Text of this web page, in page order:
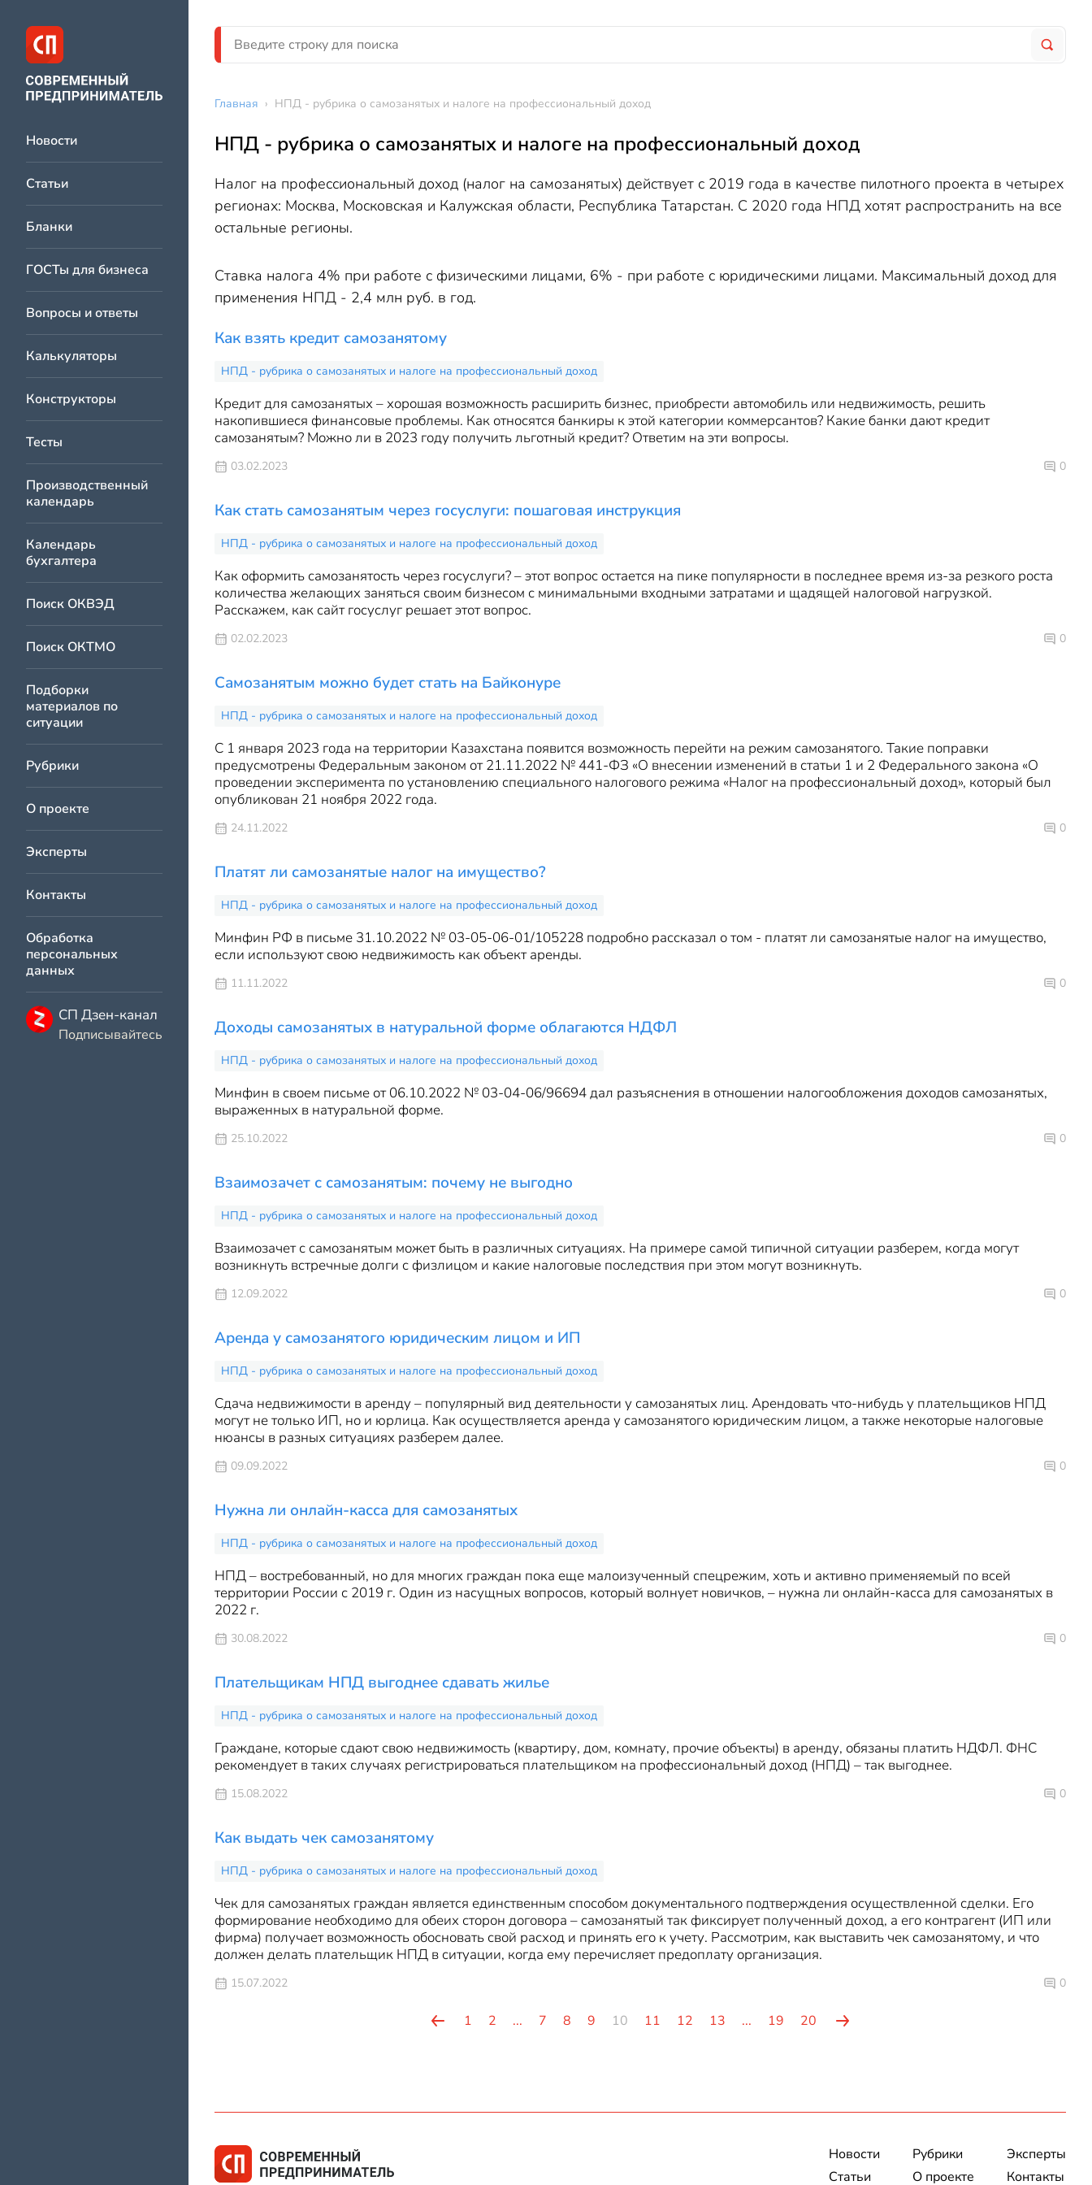
Новости
Статьи
Бланки
ГОСТы для бизнеса
Вопросы и ответы
Калькуляторы
Конструкторы
Тесты
Производственный
календарь
Календарь
бухгалтера
Поиск ОКВЭД
Поиск ОКТМО
Подборки
материалов по
ситуации
Рубрики
О проекте
Эксперты
Контакты
Обработка
персональных
данных
СП Дзен-канал
Подписывайтесь
Главная › НПД - рубрика о самозанятых и налоге на профессиональный доход
НПД - рубрика о самозанятых и налоге на профессиональный доход
Налог на профессиональный доход (налог на самозанятых) действует с 2019 года в качестве пилотного проекта в четырех
регионах: Москва, Московская и Калужская области, Республика Татарстан. С 2020 года НПД хотят распространить на все
остальные регионы.
Ставка налога 4% при работе с физическими лицами, 6% - при работе с юридическими лицами. Максимальный доход для
применения НПД - 2,4 млн руб. в год.
Как взять кредит самозанятому
НПД - рубрика о самозанятых и налоге на профессиональный доход
Кредит для самозанятых – хорошая возможность расширить бизнес, приобрести автомобиль или недвижимость, решить
накопившиеся финансовые проблемы. Как относятся банкиры к этой категории коммерсантов? Какие банки дают кредит
самозанятым? Можно ли в 2023 году получить льготный кредит? Ответим на эти вопросы.
03.02.2023 0
Как стать самозанятым через госуслуги: пошаговая инструкция
НПД - рубрика о самозанятых и налоге на профессиональный доход
Как оформить самозанятость через госуслуги? – этот вопрос остается на пике популярности в последнее время из-за резкого роста
количества желающих заняться своим бизнесом с минимальными входными затратами и щадящей налоговой нагрузкой.
Расскажем, как сайт госуслуг решает этот вопрос.
02.02.2023 0
Самозанятым можно будет стать на Байконуре
НПД - рубрика о самозанятых и налоге на профессиональный доход
С 1 января 2023 года на территории Казахстана появится возможность перейти на режим самозанятого. Такие поправки
предусмотрены Федеральным законом от 21.11.2022 № 441-ФЗ «О внесении изменений в статьи 1 и 2 Федерального закона «О
проведении эксперимента по установлению специального налогового режима «Налог на профессиональный доход», который был
опубликован 21 ноября 2022 года.
24.11.2022 0
Платят ли самозанятые налог на имущество?
НПД - рубрика о самозанятых и налоге на профессиональный доход
Минфин РФ в письме 31.10.2022 № 03-05-06-01/105228 подробно рассказал о том - платят ли самозанятые налог на имущество,
если используют свою недвижимость как объект аренды.
11.11.2022 0
Доходы самозанятых в натуральной форме облагаются НДФЛ
НПД - рубрика о самозанятых и налоге на профессиональный доход
Минфин в своем письме от 06.10.2022 № 03-04-06/96694 дал разъяснения в отношении налогообложения доходов самозанятых,
выраженных в натуральной форме.
25.10.2022 0
Взаимозачет с самозанятым: почему не выгодно
НПД - рубрика о самозанятых и налоге на профессиональный доход
Взаимозачет с самозанятым может быть в различных ситуациях. На примере самой типичной ситуации разберем, когда могут
возникнуть встречные долги с физлицом и какие налоговые последствия при этом могут возникнуть.
12.09.2022 0
Аренда у самозанятого юридическим лицом и ИП
НПД - рубрика о самозанятых и налоге на профессиональный доход
Сдача недвижимости в аренду – популярный вид деятельности у самозанятых лиц. Арендовать что-нибудь у плательщиков НПД
могут не только ИП, но и юрлица. Как осуществляется аренда у самозанятого юридическим лицом, а также некоторые налоговые
нюансы в разных ситуациях разберем далее.
09.09.2022 0
Нужна ли онлайн-касса для самозанятых
НПД - рубрика о самозанятых и налоге на профессиональный доход
НПД – востребованный, но для многих граждан пока еще малоизученный спецрежим, хоть и активно применяемый по всей
территории России с 2019 г. Один из насущных вопросов, который волнует новичков, – нужна ли онлайн-касса для самозанятых в
2022 г.
30.08.2022 0
Плательщикам НПД выгоднее сдавать жилье
НПД - рубрика о самозанятых и налоге на профессиональный доход
Граждане, которые сдают свою недвижимость (квартиру, дом, комнату, прочие объекты) в аренду, обязаны платить НДФЛ. ФНС
рекомендует в таких случаях регистрироваться плательщиком на профессиональный доход (НПД) – так выгоднее.
15.08.2022 0
Как выдать чек самозанятому
НПД - рубрика о самозанятых и налоге на профессиональный доход
Чек для самозанятых граждан является единственным способом документального подтверждения осуществленной сделки. Его
формирование необходимо для обеих сторон договора – самозанятый так фиксирует полученный доход, а его контрагент (ИП или
фирма) получает возможность обосновать свой расход и принять его к учету. Рассмотрим, как выставить чек самозанятому, и что
должен делать плательщик НПД в ситуации, когда ему перечисляет предоплату организация.
15.07.2022 0
1 2 ... 7 8 9 10 11 12 13 ... 19 20
Новости
Статьи
Рубрики
О проекте
Эксперты
Контакты